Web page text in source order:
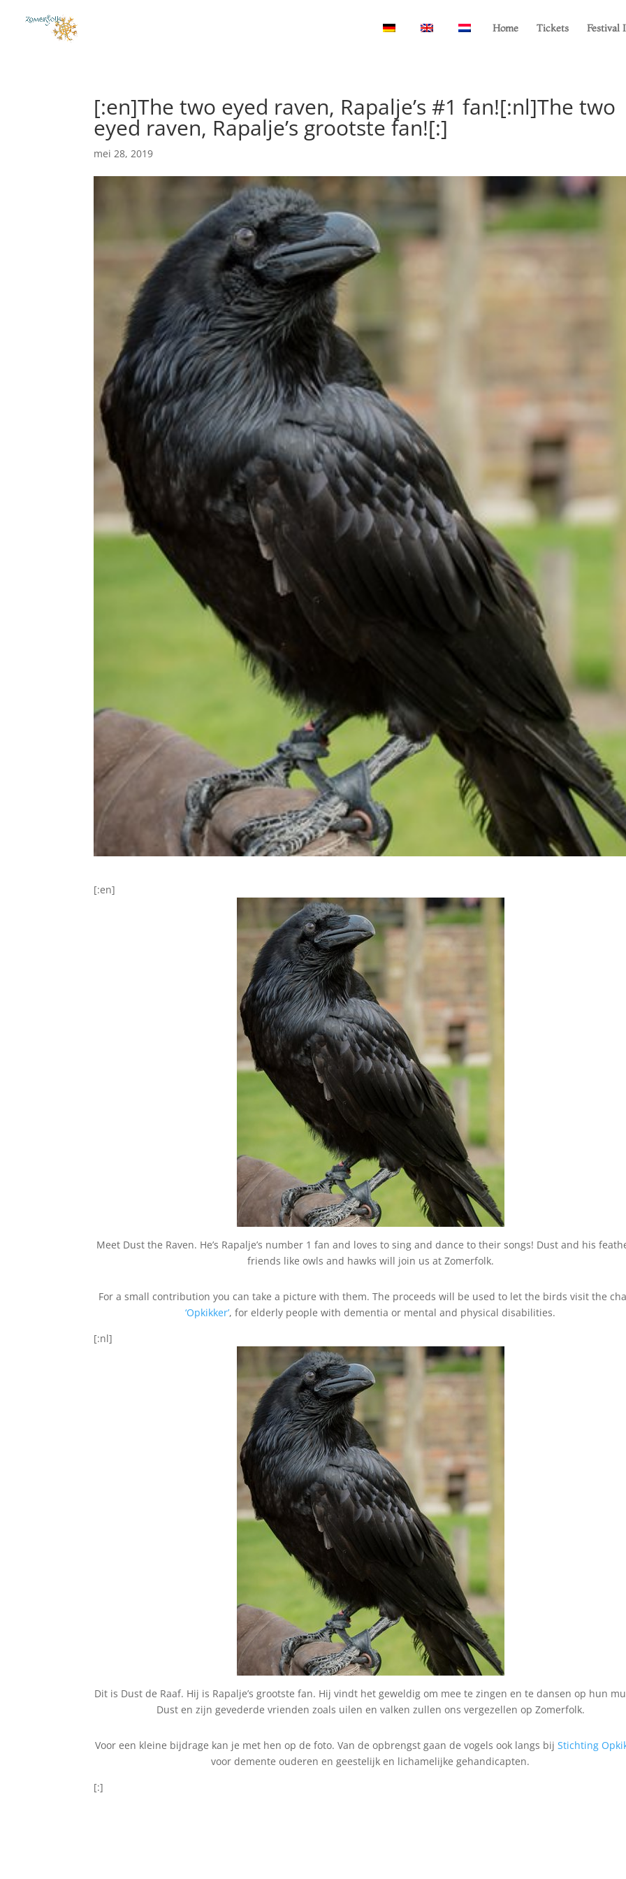
Home Tickets Festival
[:en]The two eyed raven, Rapalje’s #1 fan![:nl]The two
eyed raven, Rapalje’s grootste fan![:]
mei 28, 2019
[:en]
Meet Dust the Raven. He’s Rapalje’s number 1 fan and loves to sing and dance to their songs! Dust and his
friends like owls and hawks will join us at Zomerfolk.
For a small contribution you can take a picture with them. The proceeds will be used to let the birds visit the
‘Opkikker’, for elderly people with dementia or mental and physical disabilities.
[:nl]
Dit is Dust de Raaf. Hij is Rapalje’s grootste fan. Hij vindt het geweldig om mee te zingen en te dansen op hun
Dust en zijn gevederde vrienden zoals uilen en valken zullen ons vergezellen op Zomerfolk.
Voor een kleine bijdrage kan je met hen op de foto. Van de opbrengst gaan de vogels ook langs bijStichting
voor demente ouderen en geestelijk en lichamelijke gehandicapten.
[:]